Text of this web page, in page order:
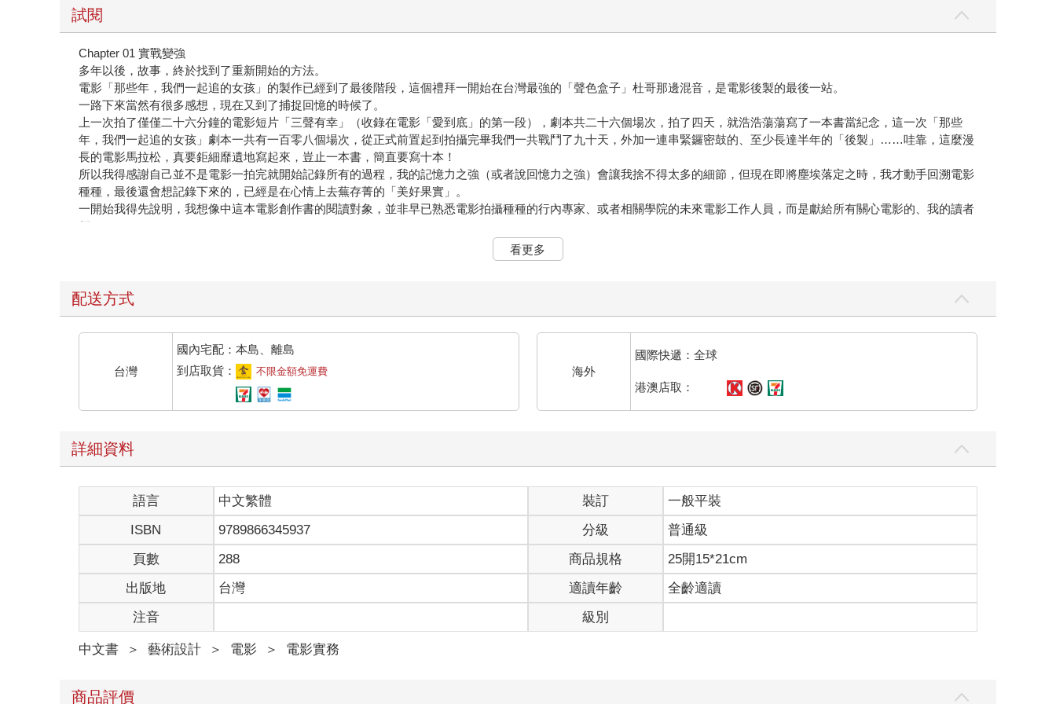
試閱
Chapter 01 實戰變強
多年以後，故事，終於找到了重新開始的方法。
電影「那些年，我們一起追的女孩」的製作已經到了最後階段，這個禮拜一開始在台灣最強的「聲色盒子」杜哥那邊混音，是電影後製的最後一站。
一路下來當然有很多感想，現在又到了捕捉回憶的時候了。
上一次拍了僅僅二十六分鐘的電影短片「三聲有幸」（收錄在電影「愛到底」的第一段），劇本共二十六個場次，拍了四天，就浩浩蕩蕩寫了一本書當紀念，這一次「那些
年，我們一起追的女孩」劇本一共有一百零八個場次，從正式前置起到拍攝完畢我們一共戰鬥了九十天，外加一連串緊鑼密鼓的、至少長達半年的「後製」……哇靠，這麼漫
長的電影馬拉松，真要鉅細靡遺地寫起來，豈止一本書，簡直要寫十本！
所以我得感謝自己並不是電影一拍完就開始記錄所有的過程，我的記憶力之強（或者說回憶力之強）會讓我捨不得太多的細節，但現在即將塵埃落定之時，我才動手回溯電影
種種，最後還會想記錄下來的，已經是在心情上去蕪存菁的「美好果實」。
一開始我得先說明，我想像中這本電影創作書的閱讀對象，並非早已熟悉電影拍攝種種的行內專家、或者相關學院的未來電影工作人員，而是獻給所有關心電影的、我的讀者
們。
需知道，我是一個導演新手，很多東西都一知半解，很多細節我也是一邊拍一邊學習，所以我的寫作方式會以「帶領大家跟我一起去冒險」的姿態進行，不會用專業語詞去困
是的，這是一個相當合理的質疑，我也的確知道很多電影界的專家都很不看好我的電影長片處女作。
去敲導演的門……喂！總之前輩們的建議很中肯也很切實，並非貶抑我而來。
我虛心聆聽，可對我來說，「萬事俱備才出發」不是我戰鬥的方法（某種意義來說，實現夢想需要衝動），魯夫也不是找到了所有的夥伴才出航爭奪海賊王的寶藏，他可是只
有一艘破船就迫不及待地出海，一邊冒險，一邊與敵人作戰而變強，一邊慢慢增加可靠的夥伴，一邊承受挫折，一邊……帶著夥伴接近夢想。
也就是，實戰變強論。
相對於一開始就擁有作弊級橡膠果實能力的魯夫，我則擁有了長達十一年的說故事能力，以及異常強悍的劇本，天生的臭屁，還有……對這個故事無與倫比堅定的，「愛」。
鏡，他們倆依舊是我的師父，也是我最核心的夥伴。製片也是「三聲有幸」時合作愉快的精漢堂接手，由剽悍的童思玫（以後簡稱小玫）扛起，美術也是當時合作過的沈展志
負責。老班底上了我的船，先吃了定心丸。
接下來，我們找到了綽號「小子」的許佳真擔任業務繁重的副導（殺青前小子沒有猝死真是奇蹟）。曾經擔任過電影「停車」造型設計的許力文，為我們重現十五年前的青春
服裝。Tommy、阿星、阿毅擔任執行製片，負責勘景與所有一切機八事務。
最後，在我們千辛萬苦被許多知名的大攝影師委婉拒絕後（哈哈！誰叫我是記錄空白的新導演咧！），終於找到了同樣沒拍過電影長片的攝影師周宜賢（以後簡稱阿賢）願意
跟我們一起大冒險。我想阿賢不是瘋了就是很缺錢。
這就是我們最原始的戰鬥部隊。
大海就在眼前，挫折也在前方，海軍七武海四皇黑鬍子都在那裡鏖戰已久。
不變強，就會迅速淹沒在新世界的航線上。
劇組裡的大家都很年輕，年輕到整個劇組裡年紀最大的不過三十八歲（放心！我絕對不會說出妳的名字！），我們的經驗當然沒有老電影人來得百戰沙場，沒有人到過新世
界，但我們擁有拍攝「那些年，我們一起追的女孩」最需要的東西——那就是青春與熱血。
夠了嗎？
我說，戰鬥吧！
看更多
配送方式
台灣
國內宅配：本島、離島
到店取貨：
不限金額免運費 海外
國際快遞：全球
港澳店取：
詳細資料
語言 中文繁體 裝訂
一般平裝
ISBN
9789866345937 分級
普通級
頁數
288 商品規格
25開15*21cm
出版地
台灣 適讀年齡
全齡適讀
注音
級別
中文書 ＞ 藝術設計 ＞ 電影 ＞ 電影實務
商品評價